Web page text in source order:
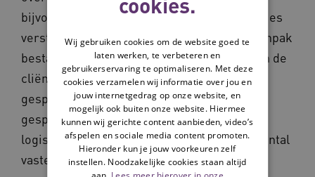
bijvoorbeeld in situaties waarin familierelaties
verstoord raken door de zorgsituatie. De aanpak
bestaat als eerste uit het samenbrengen van de
cliënt en zijn of haar familie aan de
gesprekstafel. Daarna wordt het ‘goede’
gesprek gevoerd. Het gesprek heeft een
logische opbouw en verloopt volgens een aantal
vaste onderdelen met bijbehorende
Wij gebruiken cookies om de website goed te
laten werken, te verbeteren en
gebruikerservaring te optimaliseren. Met deze
cookies verzamelen wij informatie over jou en
jouw internetgedrag op onze website, en
mogelijk ook buiten onze website. Hiermee
kunnen wij gerichte content aanbieden, video’s
afspelen en sociale media content promoten.
Hieronder kun je jouw voorkeuren zelf
instellen. Noodzakelijke cookies staan altijd
aan. Lees meer hierover in onze